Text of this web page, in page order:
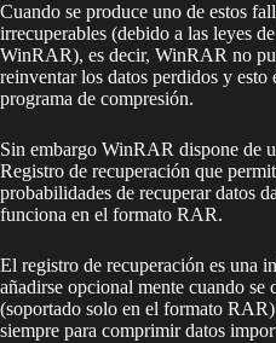
Cuando se produce uno de estos
irrecuperables (debido a las leyes
WinRAR), es decir, WinRAR no
reinventar los datos perdidos y
programa de compresión.
Sin embargo WinRAR dispone de
Registro de recuperación que
probabilidades de recuperar datos
funciona en el formato RAR.
El registro de recuperación es una
añadirse opcional mente cuando
(soportado solo en el formato
siempre para comprimir datos